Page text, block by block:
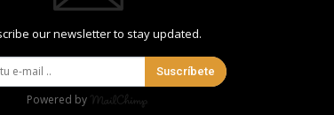
our newsletter to stay updated.
Suscríbete
Powered by